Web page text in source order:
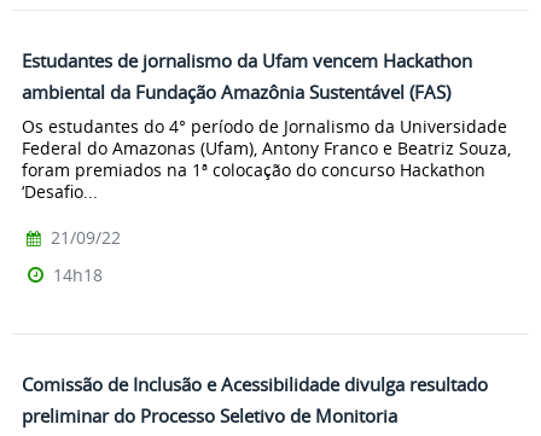
Estudantes de jornalismo da Ufam vencem Hackathon
ambiental da Fundação Amazônia Sustentável (FAS)
Os estudantes do 4° período de Jornalismo da Universidade
Federal do Amazonas (Ufam), Antony Franco e Beatriz Souza,
foram premiados na 1ª colocação do concurso Hackathon
‘Desafio...
21/09/22
14h18
Comissão de Inclusão e Acessibilidade divulga resultado
preliminar do Processo Seletivo de Monitoria